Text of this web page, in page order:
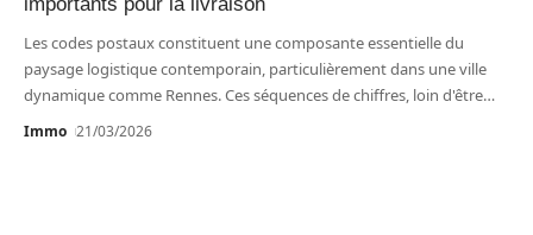
Les codes postaux constituent une composante essentielle du
paysage logistique contemporain, particulièrement dans une ville
dynamique comme Rennes. Ces séquences de chiffres, loin d'être…
Immo 21/03/2026